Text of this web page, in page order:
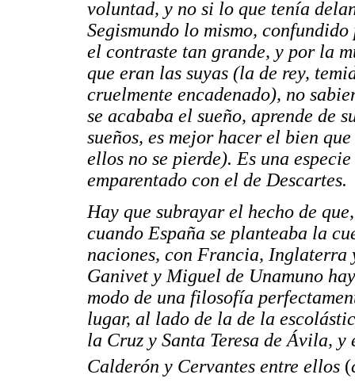
voluntad, y no si lo que tenía
Segismundo lo mismo,
el contraste tan grande, y por la
que eran las suyas (la de rey,
cruelmente encadenado), no
se acababa el sueño, aprende de
sueños, es mejor hacer el bien
ellos no se pierde). Es una
emparentado con el de Descartes.
Hay que subrayar el hecho de
cuando España se planteaba la
naciones, con Francia,
Ganivet y Miguel de Unamuno
modo de una filosofía
lugar, al lado de la de la
la Cruz y Santa Teresa de Ávila,
Calderón y Cervantes entre ellos (